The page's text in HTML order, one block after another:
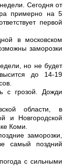
Сегодня от
примерно на 5
первой
в московском
заморозки
но не будет
до 14-19
с грозой. Дожди
области, в
и Новгородской
Коми.
заморозки,
самый поздний
с сильными